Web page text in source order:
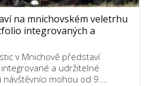
na mnichovském veletrhu
integrovaných a
v Mnichově představí
a udržitelné
mohou od 9.…